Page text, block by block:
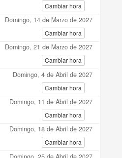
Cambiar hora
Domingo, 14 de Marzo de 2027
Cambiar hora
Domingo, 21 de Marzo de 2027
Cambiar hora
Domingo, 4 de Abril de 2027
Cambiar hora
Domingo, 11 de Abril de 2027
Cambiar hora
Domingo, 18 de Abril de 2027
Cambiar hora